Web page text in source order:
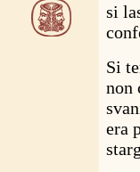
si
Si
non
era